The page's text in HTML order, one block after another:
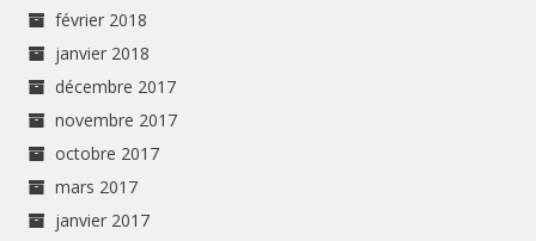
février 2018
janvier 2018
décembre 2017
novembre 2017
octobre 2017
mars 2017
janvier 2017